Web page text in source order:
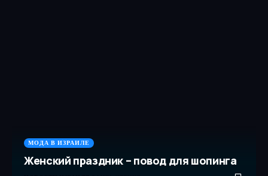
МОДА В ИЗРАИЛЕ
Женский праздник – повод для шопинга